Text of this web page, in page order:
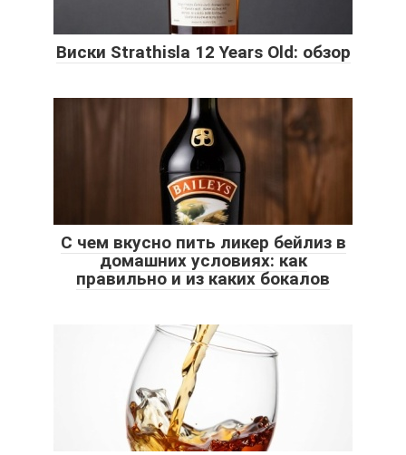
Виски Strathisla 12 Years Old: обзор
С чем вкусно пить ликер бейлиз в
домашних условиях: как
правильно и из каких бокалов